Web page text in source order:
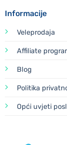
Informacije
Veleprodaja
Affiliate
Blog
Politika
Opći uvjeti